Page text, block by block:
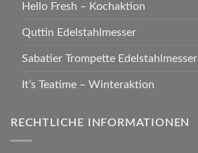
Hello Fresh – Kochaktion
Quttin Edelstahlmesser
Sabatier Trompette Edelstahlmesser
It’s Teatime – Winteraktion
RECHTLICHE INFORMATIONEN